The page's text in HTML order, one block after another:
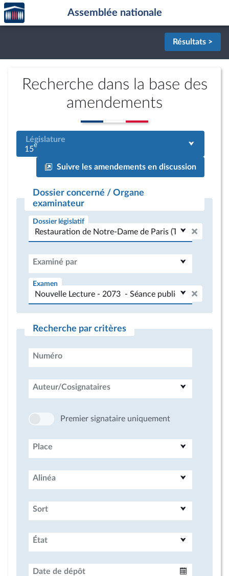
Aller au contenu
Aller en bas de la page
Accèder
à la
page
Assemblée nationale
Résultats >
Recherche dans la base des
amendements
Législature
15e
Suivre les amendements en discussion
Dossier concerné / Organe
examinateur
Dossier législatif
Examiné par
Examen
Recherche par critères
Numéro
Auteur/Cosignataires
Premier signataire uniquement
Place
Alinéa
Sort
État
Date de dépôt